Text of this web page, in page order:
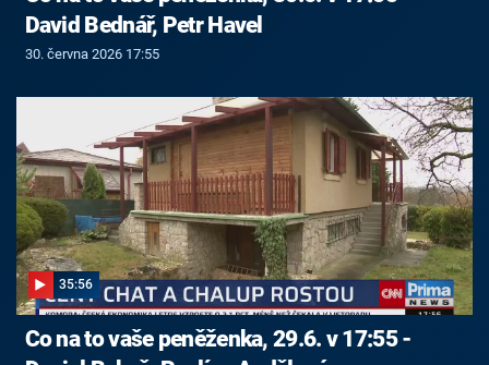
David Bednář, Petr Havel
30. června 2026 17:55
35:56
Co na to vaše peněženka, 29.6. v 17:55 -